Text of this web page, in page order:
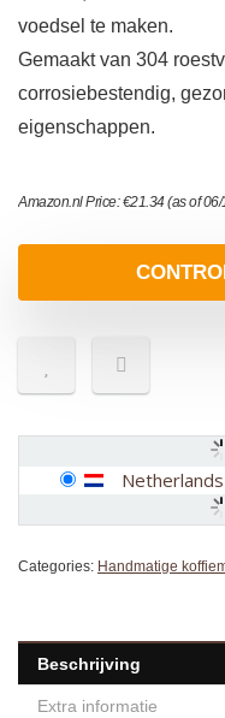
voedsel te maken.
Gemaakt van 304
corrosiebestendig,
eigenschappen.
Amazon.nl Price:€21.34(as of 06/
Netherlands
Categories: Handmatige
Beschrijving
Extra informatie